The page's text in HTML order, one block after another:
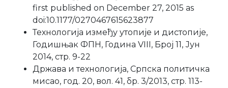
first published on December 27, 2015 as
doi:10.1177/0270467615623877
Технологија између утопије и дистопије,
Годишњак ФПН, Година VIII, Број 11, Јун
2014, стр. 9-22
Држава и технологија, Српска политичка
мисао, год. 20, вол. 41, бр. 3/2013, стр. 113-